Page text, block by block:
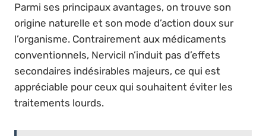
Parmi ses principaux avantages, on trouve son
origine naturelle et son mode d’action doux sur
l’organisme. Contrairement aux médicaments
conventionnels, Nervicil n’induit pas d’effets
secondaires indésirables majeurs, ce qui est
appréciable pour ceux qui souhaitent éviter les
traitements lourds.